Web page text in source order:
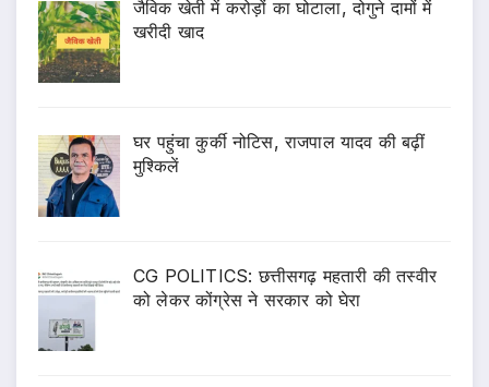
जैविक खेती में करोड़ों का घोटाला, दोगुने दामों में
खरीदी खाद
घर पहुंचा कुर्की नोटिस, राजपाल यादव की बढ़ीं
मुश्किलें
CG POLITICS: छत्तीसगढ़ महतारी की तस्वीर
को लेकर कोंग्रेस ने सरकार को घेरा